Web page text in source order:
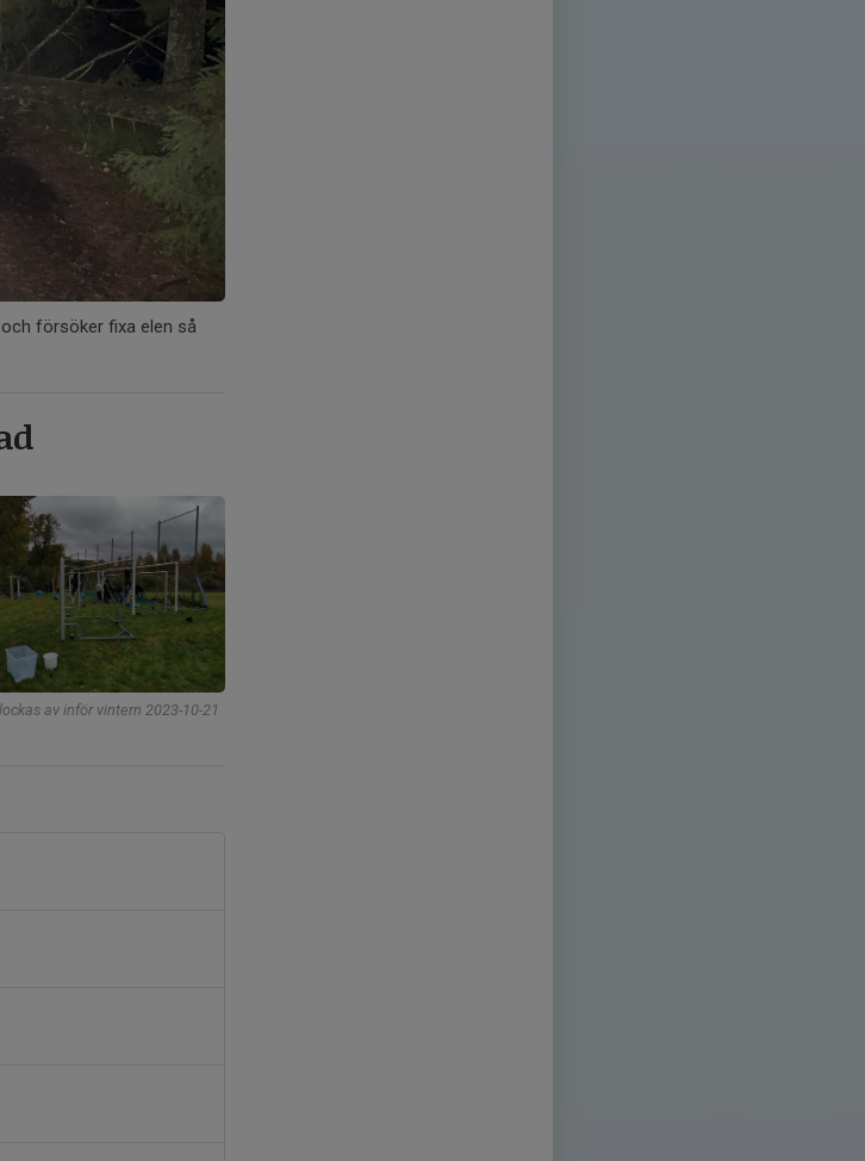
försöker fixa elen så
av inför vintern 2023-10-21